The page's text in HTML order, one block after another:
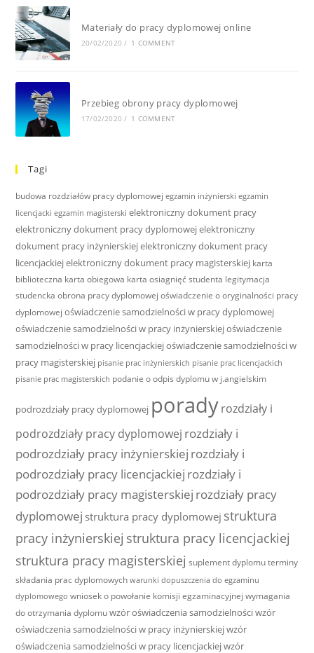
Materiały do pracy dyplomowej online
20/02/2020 / 1 COMMENT
Przebieg obrony pracy dyplomowej
17/02/2020 / 1 COMMENT
Tagi
budowa rozdziałów pracy dyplomowej egzamin inżynierski egzamin
licencjacki egzamin magisterski elektroniczny dokument pracy
elektroniczny dokument pracy dyplomowejelektroniczny
dokument pracy inżynierskiejelektroniczny dokument pracy
licencjackiejelektroniczny dokument pracy magisterskiej karta
biblioteczna karta obiegowa karta osiagnięć studenta legitymacja
studencka obrona pracy dyplomowej oświadczenie o oryginalności pracy
dyplomowej oświadczenie samodzielności w pracy dyplomowej
oświadczenie samodzielności w pracy inżynierskiejoświadczenie
samodzielności w pracy licencjackiejoświadczenie samodzielności w
pracy magisterskiej pisanie prac inżynierskich pisanie prac licencjackich
pisanie prac magisterskich podanie o odpis dyplomu w j.angielskim
podrozdziały pracy dyplomowej poradyrozdziały i
podrozdziały pracy dyplomowej rozdziały i
podrozdziały pracy inżynierskiej rozdziały i
podrozdziały pracy licencjackiej rozdziały i
podrozdziały pracy magisterskiej rozdziały pracy
dyplomowej struktura pracy dyplomowej struktura
pracy inżynierskiej struktura pracy licencjackiej
struktura pracy magisterskiej suplement dyplomu terminy
składania prac dyplomowych warunki dopuszczenia do egzaminu
dyplomowego wniosek o powołanie komisji egzaminacyjnej wymagania
do otrzymania dyplomu wzór oświadczenia samodzielnościwzór
oświadczenia samodzielności w pracy inżynierskiejwzór
oświadczenia samodzielności w pracy licencjackiejwzór